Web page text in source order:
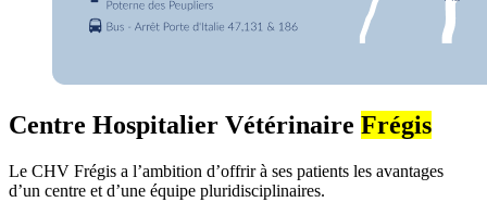
Centre Hospitalier Vétérinaire Frégis
Le CHV Frégis a l’ambition d’offrir à ses patients les avantages
d’un centre et d’une équipe pluridisciplinaires.